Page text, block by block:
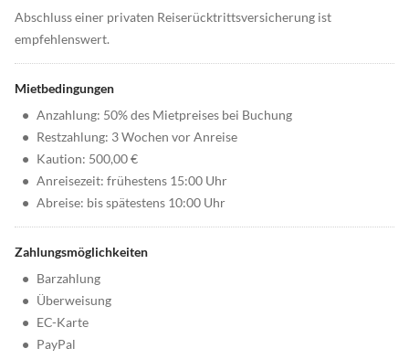
Abschluss einer privaten Reiserücktrittsversicherung ist
empfehlenswert.
Mietbedingungen
• Anzahlung: 50% des Mietpreises bei Buchung
• Restzahlung: 3 Wochen vor Anreise
• Kaution: 500,00 €
• Anreisezeit: frühestens 15:00 Uhr
• Abreise: bis spätestens 10:00 Uhr
Zahlungsmöglichkeiten
• Barzahlung
• Überweisung
• EC-Karte
• PayPal